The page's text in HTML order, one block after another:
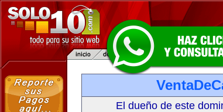
El dueño de este